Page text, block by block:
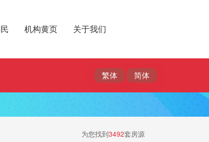
机构黄页 关于我们
为您找到3492套房源